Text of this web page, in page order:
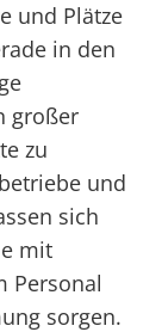
und Plätze
in den
großer
zu
und
sich
mit
Personal
sorgen.